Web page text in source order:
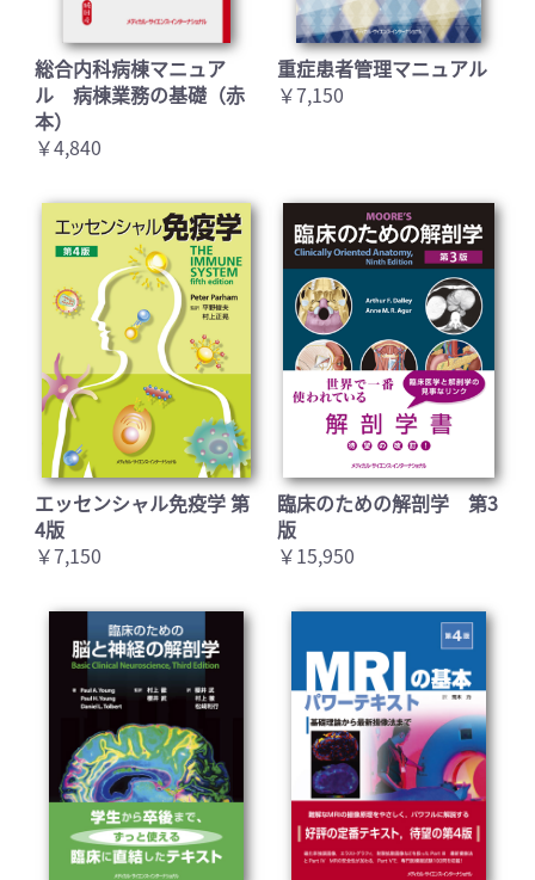
総合内科病棟マニュア
ル 病棟業務の基礎（赤
本）
￥4,840
重症患者管理マニュアル
￥7,150
エッセンシャル免疫学 第
4版
￥7,150
臨床のための解剖学 第3
版
￥15,950